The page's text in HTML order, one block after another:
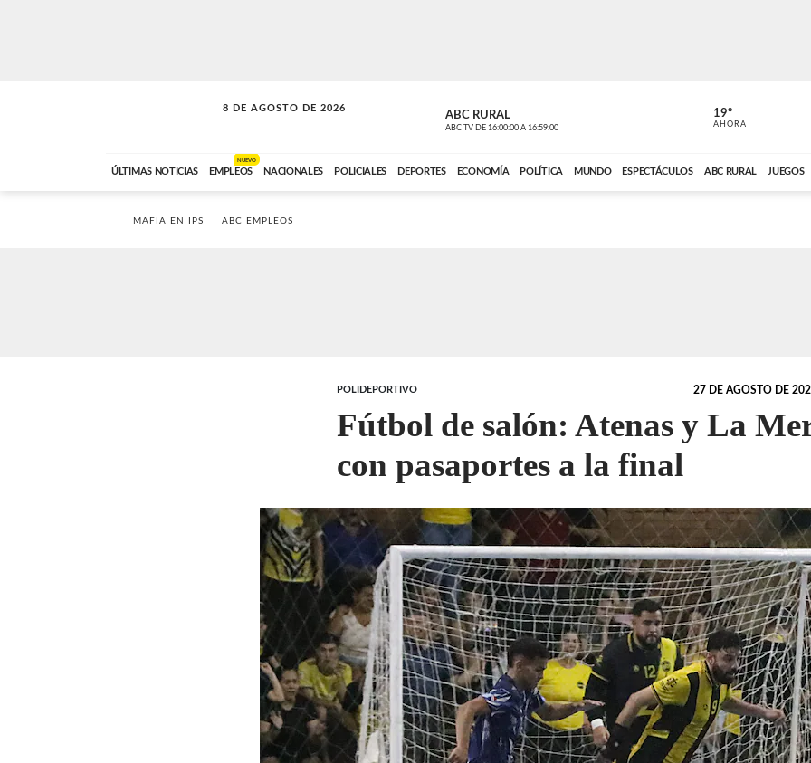
8 DE AGOSTO DE 2026
SOLO MÚSICA ABC RURAL
ABC TV DE 16:00:00 A 16:59:00 ABC CARDINAL
19º
AHORA
ÚLTIMAS NOTICIAS EMPLEOS
NUEVO
NACIONALES POLICIALES DEPORTES ECONOMÍA POLÍTICA MUNDO ESPECTÁCULOS ABC RURAL JUEGOS
MAFIA EN IPS ABC EMPLEOS
POLIDEPORTIVO 27 DE AGOSTO DE
Fútbol de salón: Atenas y La
con pasaportes a la final